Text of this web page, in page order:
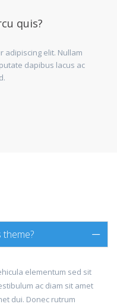
quis?
adipiscing elit. Nullam
dapibus lacus ac
elementum sed sit
ac diam sit amet
dui. Donec rutrum